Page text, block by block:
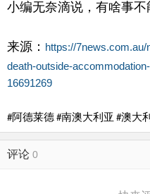
小编无奈滴说，有啥事不
来源： https://
death-outside-
16691269
#阿德莱德 #南澳大利亚 #澳大
评论 0